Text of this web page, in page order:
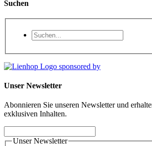
Suchen
Unser Newsletter
Abonnieren Sie unseren Newsletter und
exklusiven Inhalten.
Unser Newsletter